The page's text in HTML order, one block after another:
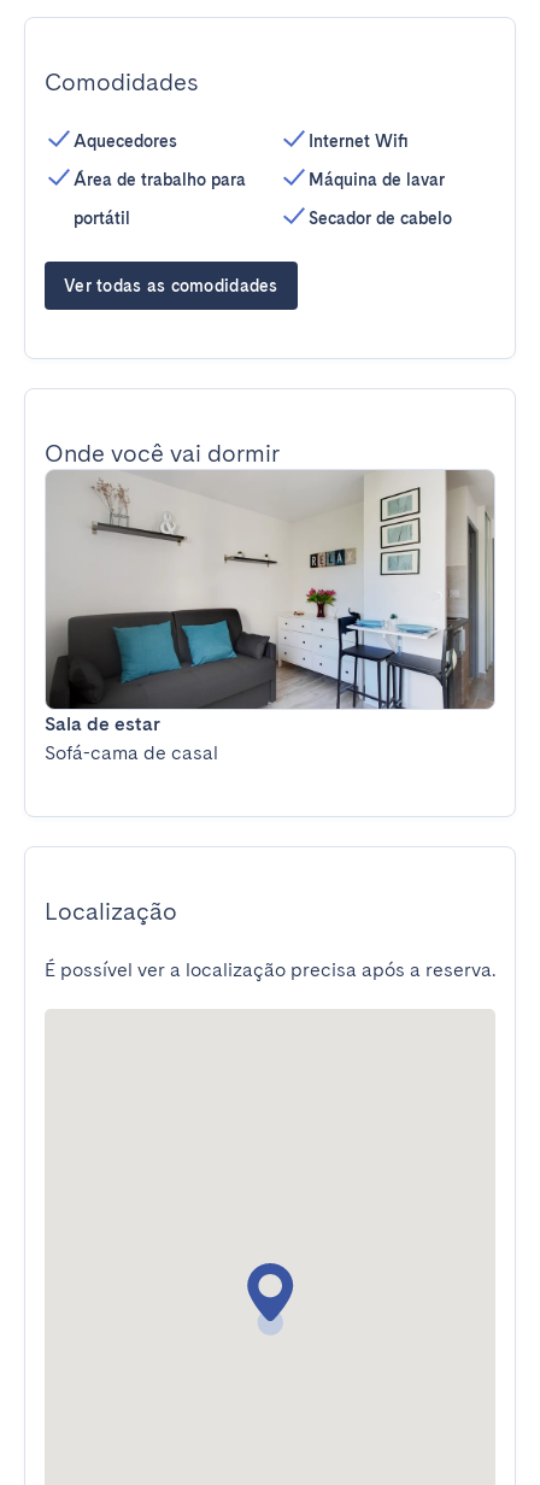
Comodidades
Aquecedores
Área de trabalho para
portátil
Internet Wifi
Máquina de lavar
Secador de cabelo
Ver todas as comodidades
Onde você vai dormir
Sala de estar
Sofá-cama de casal
Localização
É possível ver a localização precisa após a reserva.